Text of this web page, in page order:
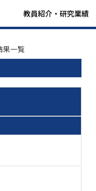
教員紹介・研究業績
果一覧